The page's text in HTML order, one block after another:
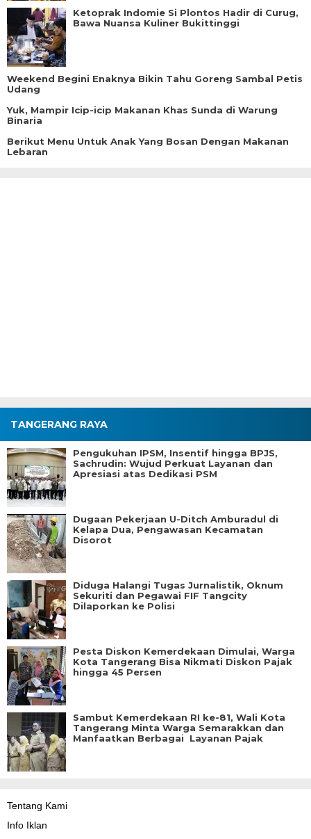
Ketoprak Indomie Si Plontos Hadir di Curug,
Bawa Nuansa Kuliner Bukittinggi
Weekend Begini Enaknya Bikin Tahu Goreng Sambal Petis
Udang
Yuk, Mampir Icip-icip Makanan Khas Sunda di Warung
Binaria
Berikut Menu Untuk Anak Yang Bosan Dengan Makanan
Lebaran
TANGERANG RAYA
Pengukuhan IPSM, Insentif hingga BPJS,
Sachrudin: Wujud Perkuat Layanan dan
Apresiasi atas Dedikasi PSM
Dugaan Pekerjaan U-Ditch Amburadul di
Kelapa Dua, Pengawasan Kecamatan
Disorot
Diduga Halangi Tugas Jurnalistik, Oknum
Sekuriti dan Pegawai FIF Tangcity
Dilaporkan ke Polisi
Pesta Diskon Kemerdekaan Dimulai, Warga
Kota Tangerang Bisa Nikmati Diskon Pajak
hingga 45 Persen
Sambut Kemerdekaan RI ke-81, Wali Kota
Tangerang Minta Warga Semarakkan dan
Manfaatkan Berbagai Layanan Pajak
Tentang Kami
Info Iklan